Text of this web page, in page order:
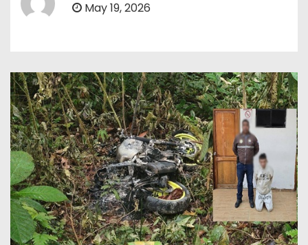
May 19, 2026